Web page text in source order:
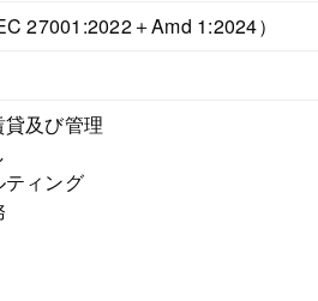
27001:2022＋Amd 1:2024）
及び管理
ィング